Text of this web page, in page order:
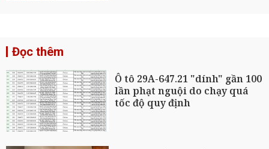
Đọc thêm
Ô tô 29A-647.21 "dính" gần 100
lần phạt nguội do chạy quá
tốc độ quy định